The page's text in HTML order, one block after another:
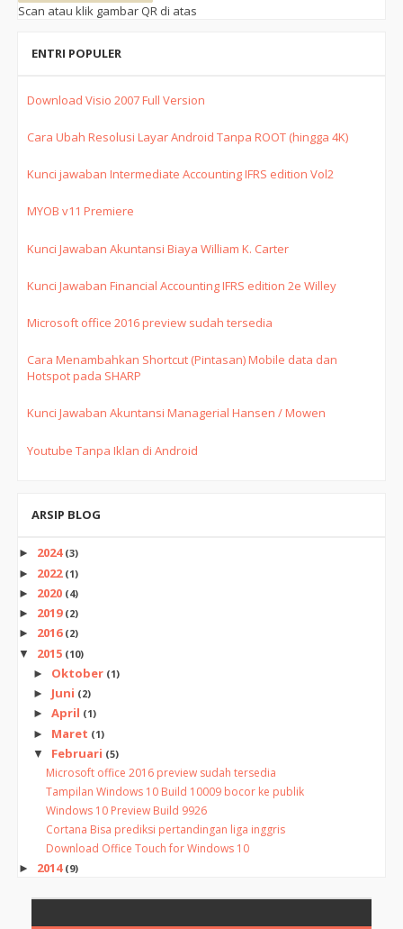
Scan atau klik gambar QR di atas
ENTRI POPULER
Download Visio 2007 Full Version
Cara Ubah Resolusi Layar Android Tanpa ROOT (hingga 4K)
Kunci jawaban Intermediate Accounting IFRS edition Vol2
MYOB v11 Premiere
Kunci Jawaban Akuntansi Biaya William K. Carter
Kunci Jawaban Financial Accounting IFRS edition 2e Willey
Microsoft office 2016 preview sudah tersedia
Cara Menambahkan Shortcut (Pintasan) Mobile data dan
Hotspot pada SHARP
Kunci Jawaban Akuntansi Managerial Hansen / Mowen
Youtube Tanpa Iklan di Android
ARSIP BLOG
► 2024 (3)
► 2022 (1)
► 2020 (4)
► 2019 (2)
► 2016 (2)
▼ 2015 (10)
► Oktober (1)
► Juni (2)
► April (1)
► Maret (1)
▼ Februari (5)
Microsoft office 2016 preview sudah tersedia
Tampilan Windows 10 Build 10009 bocor ke publik
Windows 10 Preview Build 9926
Cortana Bisa prediksi pertandingan liga inggris
Download Office Touch for Windows 10
► 2014 (9)